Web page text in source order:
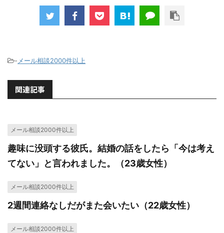
- メール相談2000件以上
関連記事
メール相談2000件以上
趣味に没頭する彼氏。結婚の話をしたら「今は考え
てない」と言われました。（23歳女性）
メール相談2000件以上
2週間連絡なしだがまた会いたい（22歳女性）
メール相談2000件以上